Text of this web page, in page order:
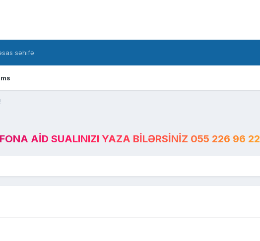
səhifə
AID SUALINIZI YAZA BILƏRSINIZ 055 226 96 22